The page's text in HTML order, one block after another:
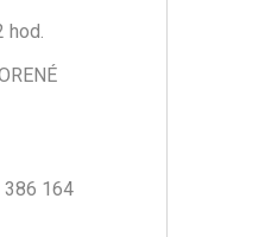
hod.
386 164